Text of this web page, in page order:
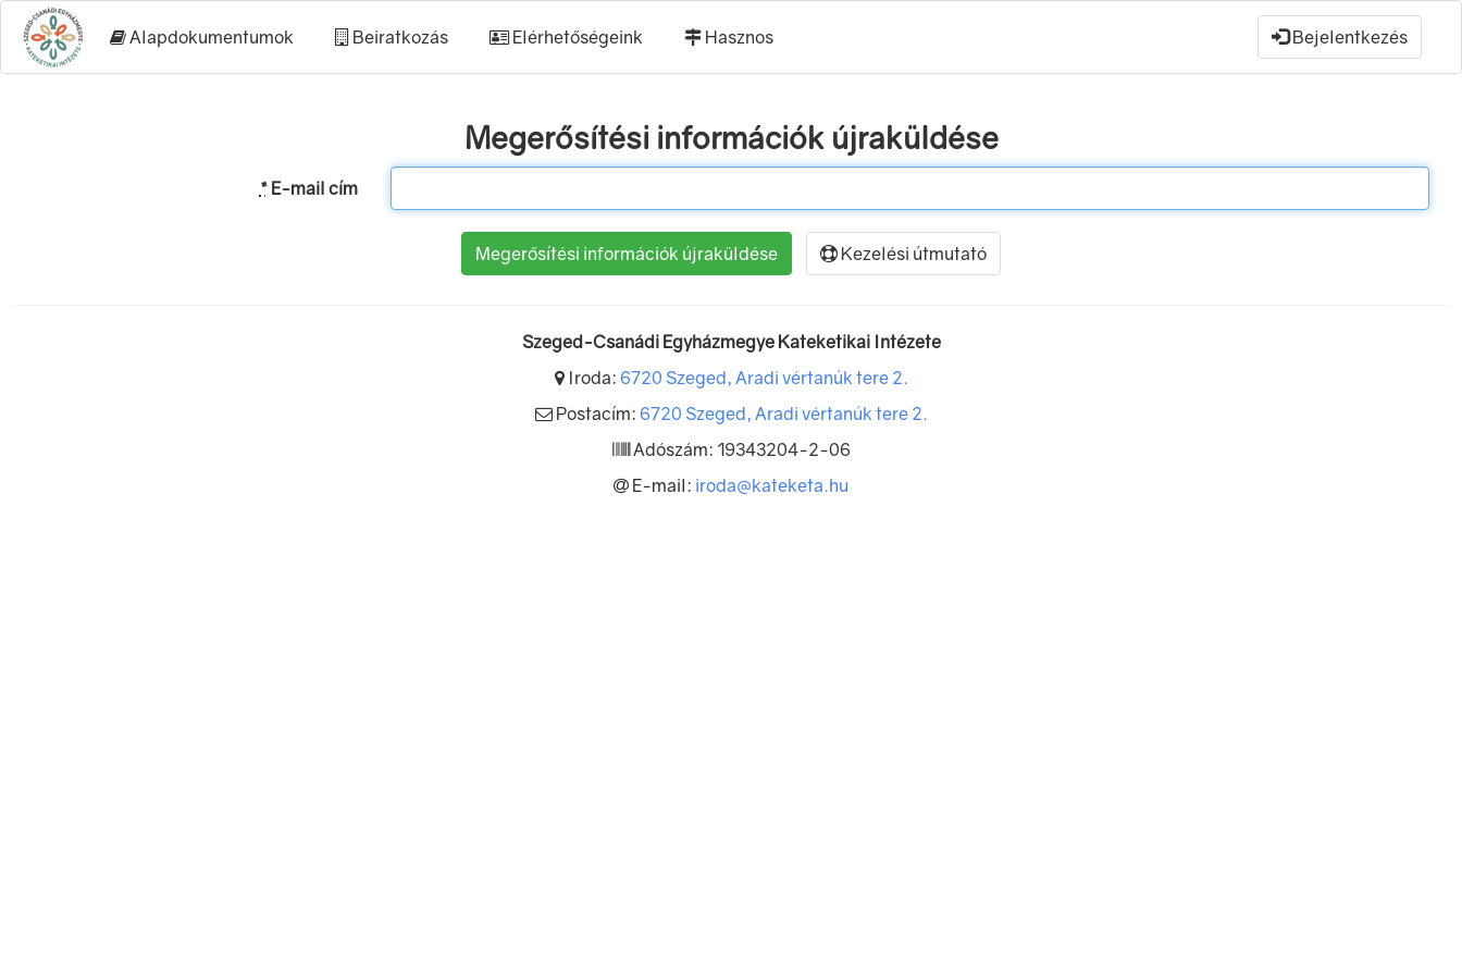
Alapdokumentumok Beiratkozás Elérhetőségeink Hasznos Bejelentkezés
Megerősítési információk újraküldése
*E-mail cím
Kezelési útmutató
Szeged-Csanádi Egyházmegye Kateketikai Intézete
Iroda: 6720 Szeged, Aradi vértanúk tere 2.
Postacím: 6720 Szeged, Aradi vértanúk tere 2.
Adószám: 19343204-2-06
E-mail: iroda@kateketa.hu